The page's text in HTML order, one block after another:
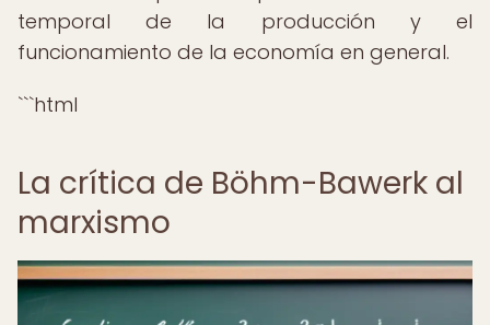
temporal de la producción y el
funcionamiento de la economía en general.
```html
La crítica de Böhm-Bawerk al
marxismo